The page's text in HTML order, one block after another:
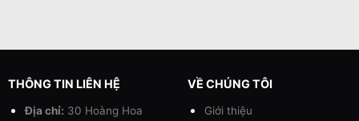
THÔNG TIN LIÊN HỆ
Địa chỉ: 30 Hoàng Hoa
VỀ CHÚNG TÔI
Giới thiệu